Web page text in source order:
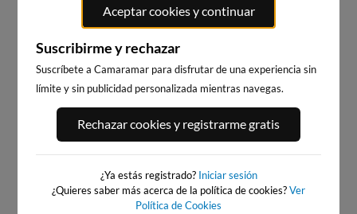
PORT ANDRATX
5km · Andratx
PLAYA DEL FORTI
0.1 m PLATO
Aceptar cookies y continuar
Suscribirme y rechazar
Suscríbete a Camaramar para disfrutar de una experiencia sin
límite y sin publicidad personalizada mientras navegas.
Rechazar cookies y registrarme gratis
¿Ya estás registrado? Iniciar sesión
¿Quieres saber más acerca de la política de cookies?Ver
Política de Cookies